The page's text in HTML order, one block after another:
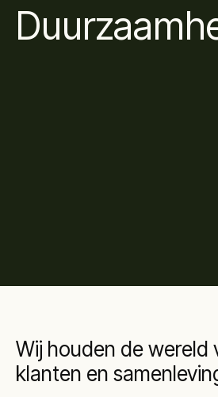
Wij houden de wereld
klanten en